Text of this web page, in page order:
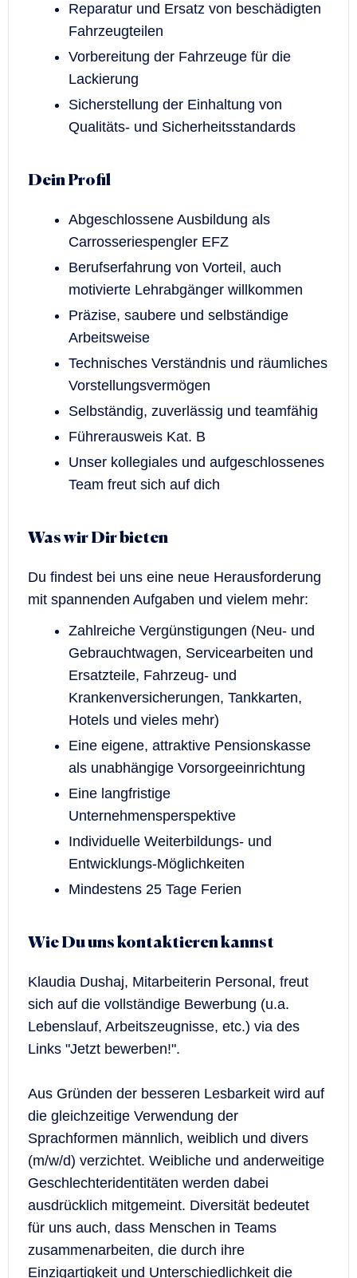
Reparatur und Ersatz von beschädigten
Fahrzeugteilen
Vorbereitung der Fahrzeuge für die
Lackierung
Sicherstellung der Einhaltung von
Qualitäts- und Sicherheitsstandards
Dein Profil
Abgeschlossene Ausbildung als
Carrosseriespengler EFZ
Berufserfahrung von Vorteil, auch
motivierte Lehrabgänger willkommen
Präzise, saubere und selbständige
Arbeitsweise
Technisches Verständnis und räumliches
Vorstellungsvermögen
Selbständig, zuverlässig und teamfähig
Führerausweis Kat. B
Unser kollegiales und aufgeschlossenes
Team freut sich auf dich
Was wir Dir bieten
Du findest bei uns eine neue Herausforderung
mit spannenden Aufgaben und vielem mehr:
Zahlreiche Vergünstigungen (Neu- und
Gebrauchtwagen, Servicearbeiten und
Ersatzteile, Fahrzeug- und
Krankenversicherungen, Tankkarten,
Hotels und vieles mehr)
Eine eigene, attraktive Pensionskasse
als unabhängige Vorsorgeeinrichtung
Eine langfristige
Unternehmensperspektive
Individuelle Weiterbildungs- und
Entwicklungs-Möglichkeiten
Mindestens 25 Tage Ferien
Wie Du uns kontaktieren kannst
Klaudia Dushaj, Mitarbeiterin Personal, freut
sich auf die vollständige Bewerbung (u.a.
Lebenslauf, Arbeitszeugnisse, etc.) via des
Links "Jetzt bewerben!".
Aus Gründen der besseren Lesbarkeit wird auf
die gleichzeitige Verwendung der
Sprachformen männlich, weiblich und divers
(m/w/d) verzichtet. Weibliche und anderweitige
Geschlechteridentitäten werden dabei
ausdrücklich mitgemeint. Diversität bedeutet
für uns auch, dass Menschen in Teams
zusammenarbeiten, die durch ihre
Einzigartigkeit und Unterschiedlichkeit die